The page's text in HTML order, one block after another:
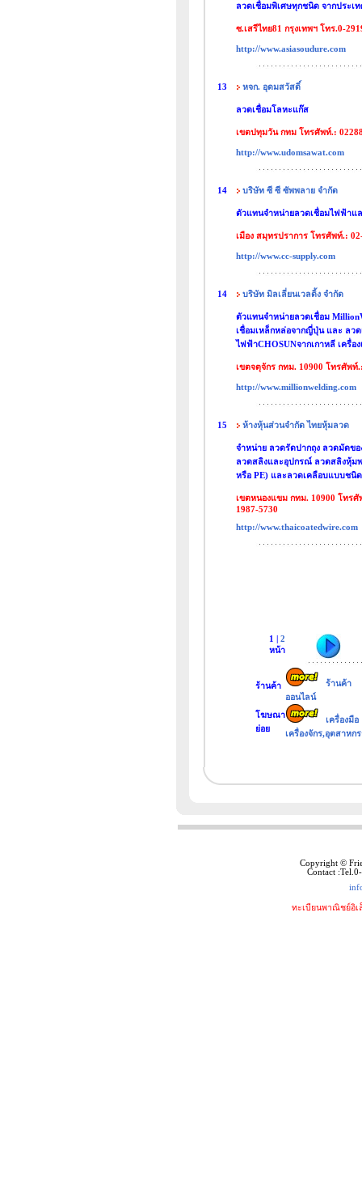
ลวดเชื่อมพิเศษทุกชนิด จากประเ
ซ.เสรีไทย81 กรุงเทพฯ โทร.0-
http://www.asiasoudure.com
13 หจก. อุดมสวัสดิ์
ลวดเชื่อมโลหะแก๊ส
เขตปทุมวัน กทม โทรศัพท์.:
http://www.udomsawat.com
14 บริษัท ซี ซี ซัพพลาย จำกัด
ตัวแทนจำหน่ายลวดเชื่อมไฟฟ้าแ
เมือง สมุทรปราการ โทรศัพท์.:
http://www.cc-supply.com
14 บริษัท มิลเลี่ยนเวลดิ้ง จำกัด
ตัวแทนจำหน่ายลวดเชื่อม
เชื่อมเหล็กหล่อจากญี่ปุ่น และ ลวด
ไฟฟ้าCHOSUNจากเกาหลี เครื่
เขตจตุจักร กทม. 10900 โทรศัพท์
http://www.millionwelding.com
15 ห้างหุ้นส่วนจำกัด ไทยหุ้มลวด
จำหน่าย ลวดรัดปากถุง ลวดมัดขอ
ลวดสลิงและอุปกรณ์ ลวดสลิงหุ้ม
หรือ PE) และลวดเคลือบแบบชนิ
เขตหนองแขม กทม. 10900 โทรศั
1987-5730
http://www.thaicoatedwire.com
1 | 2
หน้า
ร้านค้า
ร้านค้า
ออนไลน์
โฆษณา
ย่อย
เครื่องมือ
เครื่องจักร,อุตสาหก
Copyright ©
Contact
ทะเบียนพาณิชย์อิเ